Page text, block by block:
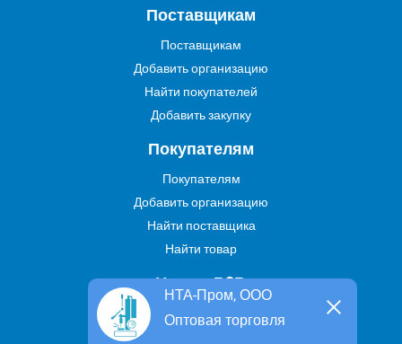
НТА-Пром, ООО
Оптовая торговля
Поставщикам
Поставщикам
Добавить организацию
Найти покупателей
Добавить закупку
Покупателям
Покупателям
Добавить организацию
Найти поставщика
Найти товар
Услуги В2В
Найти услугу
Предложить свою услугу